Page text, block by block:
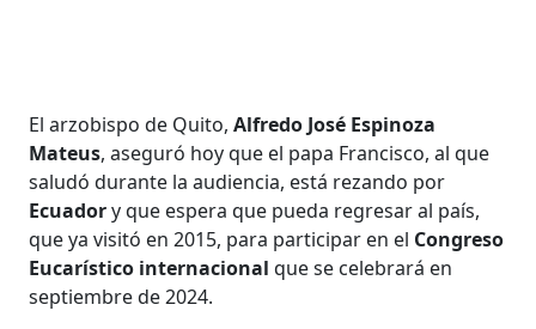
El arzobispo de Quito,Alfredo José Espinoza
Mateus, aseguró hoy que el papa Francisco, al que
saludó durante la audiencia, está rezando por
Ecuadory que espera que pueda regresar al país,
que ya visitó en 2015, para participar en el Congreso
Eucarístico internacionalque se celebrará en
septiembre de 2024.